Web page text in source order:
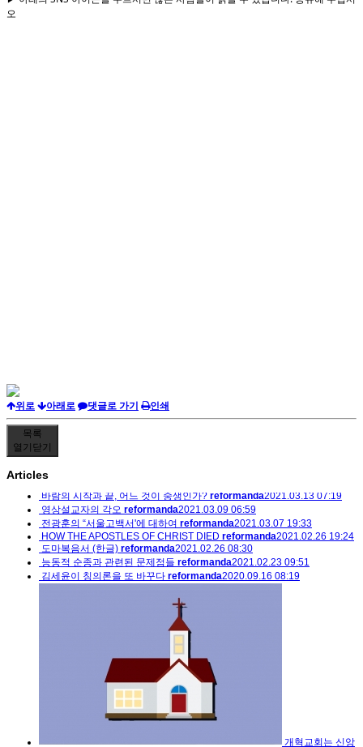
오
위로 아래로 댓글로 가기 인쇄
목록
열기 닫기
Articles
바람의 시작과 끝, 어느 것이 중생인가? reformanda2021.03.13 07:19
영상설교자의 각오 reformanda2021.03.09 06:59
전광훈의 “서울고백서'에 대하여 reformanda2021.03.07 19:33
HOW THE APOSTLES OF CHRIST DIED reformanda2021.02.26 19:24
도마복음서 (한글) reformanda2021.02.26 08:30
능동적 순종과 관련된 문제점들 reformanda2021.02.23 09:51
김세윤이 칭의론을 또 바꾸다 reformanda2020.09.16 08:19
개혁교회는 신앙